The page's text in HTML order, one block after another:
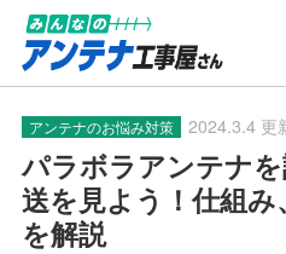
アンテナのお悩み対策 2024.3.4 更
パラボラアンテナ
送を見よう！仕組
を解説